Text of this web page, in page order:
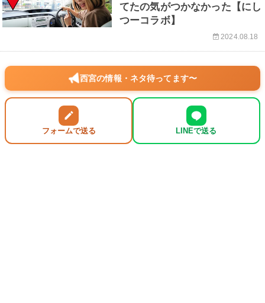
てたの気がつかなかった【にし
つーコラボ】
2024.08.18
西宮の情報・ネタ待ってます〜
フォームで送る LINEで送る